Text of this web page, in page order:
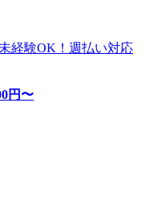
経験OK！週払い対応
円〜